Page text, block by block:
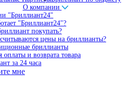
О компании
"Бриллиант24"
"Бриллиант24"?
покупать?
цены на бриллианты?
бриллианты
оплаты и возврата товара
за 24 часа
мне